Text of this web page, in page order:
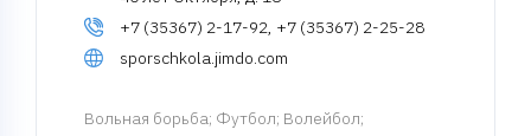
+7 (35367) 2-17-92, +7 (35367) 2-25-28
sporschkola.jimdo.com
Вольная борьба; Футбол; Волейбол;